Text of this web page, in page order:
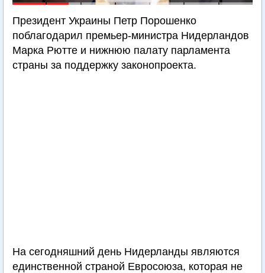
Президент Украины Петр Порошенко
поблагодарил премьер-министра Нидерландов
Марка Рютте и нижнюю палату парламента
страны за поддержку законопроекта.
На сегодняшний день Нидерланды являются
единственной страной Евросоюза, которая не